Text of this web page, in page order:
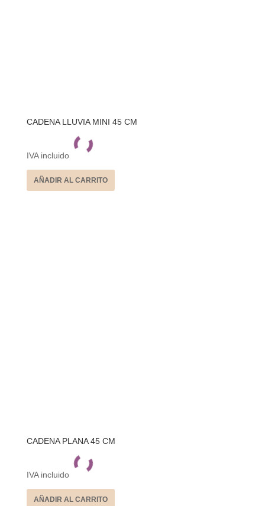
CADENA LLUVIA MINI 45 CM
IVA incluido
AÑADIR AL CARRITO
CADENA PLANA 45 CM
IVA incluido
AÑADIR AL CARRITO